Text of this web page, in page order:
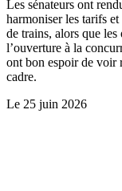
Les sénateurs ont
harmoniser les tarifs
de trains, alors que
l’ouverture à la
ont bon espoir de voir
cadre.
Le 25 juin 2026